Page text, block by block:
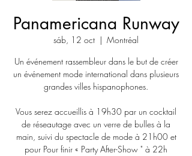
Panamericana Runway
sáb, 12 oct
  |
Montréal
Un événement rassembleur dans le but de créer
un événement mode international dans plusieurs
grandes villes hispanophones.
Vous serez accueillis à 19h30 par un cocktail
de réseautage avec un verre de bulles à la
main, suivi du spectacle de mode à 21h00 et
pour Pour finir « Party After-Show " à 22h